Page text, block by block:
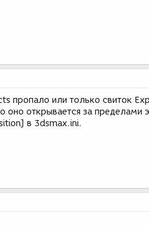
пропало или только свиток
оно открывается за пределами
в 3dsmax.ini.